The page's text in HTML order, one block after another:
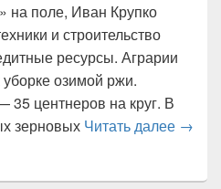
на поле, Иван Крупко
и строительство
ресурсы. Аграрии
уборке озимой ржи.
центнеров на круг. В
зерновых Читать далее →